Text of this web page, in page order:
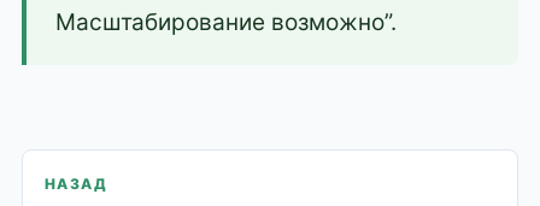
Масштабирование возможно”.
НАЗАД